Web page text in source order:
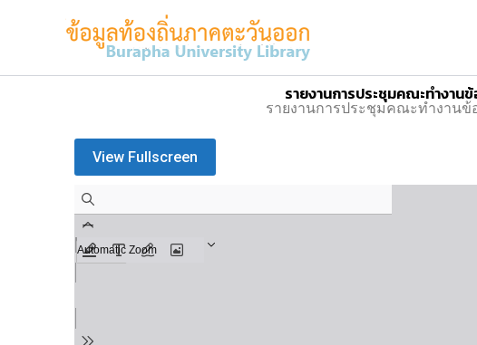
รายงานการประชุมคณะทำงา
รายงานการประชุมคณะทำงาน
View Fullscreen